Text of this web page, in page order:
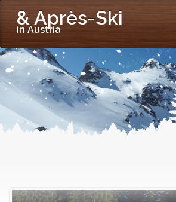
& Après-Ski
in Austria